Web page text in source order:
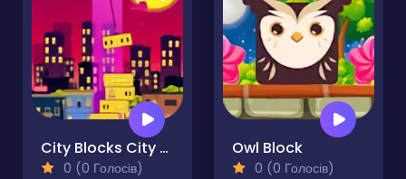
City Blocks City Tower
0 (0 Голосів)
Owl Block
0 (0 Голосів)